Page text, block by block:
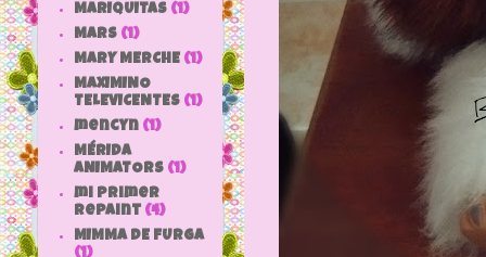
MARIQUITAS (1)
MARS (1)
MARY MERCHE (1)
MAXIMINO
TELEVICENTES (1)
mencyn (1)
MÉRIDA
ANIMATORS (1)
mi primer
repaint (4)
MIMMA DE FURGA
(1)